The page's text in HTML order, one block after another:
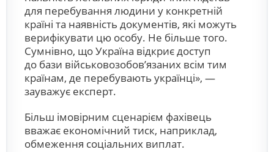
для перебування людини у конкретній
країні та наявність документів, які можуть
верифікувати цю особу. Не більше того.
Сумнівно, що Україна відкриє доступ
до бази військовозобов’язаних всім тим
країнам, де перебувають українці», —
зауважує експерт.
Більш імовірним сценарієм фахівець
вважає економічний тиск, наприклад,
обмеження соціальних виплат.